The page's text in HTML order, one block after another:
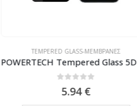
TEMPERED GLASS-ΜΕΜΒΡΆΝΕΣ
POWERTECH Tempered Glass 5D Full Glue για Xiaomi Redmi Go, Black
€